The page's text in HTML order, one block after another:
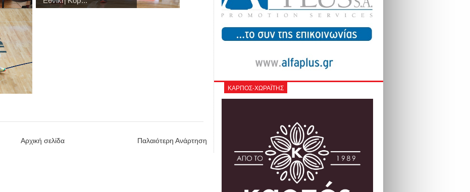
Παλαιότερη Ανάρτηση
Αρχική σελίδα
ΚΑΡΠΟΣ-ΧΩΡΑΪΤΗΣ